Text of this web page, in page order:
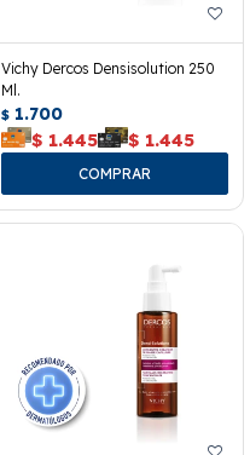
Vichy Dercos Densisolution 250
Ml.
$ 1.700
$ 1.445 $ 1.445